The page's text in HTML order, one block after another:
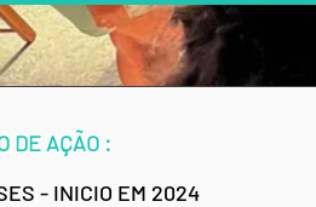
DE AÇÃO :
- INICIO EM 2024